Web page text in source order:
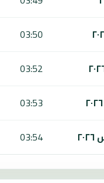
03:50
03:52
03:53
03:54